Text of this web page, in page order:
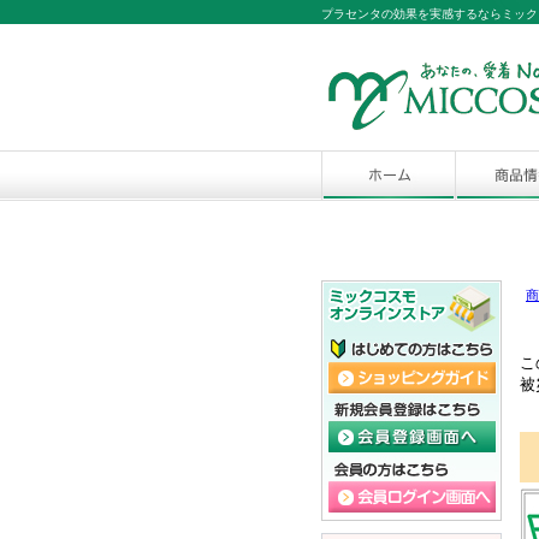
プラセンタの効果を実感するならミッ
被